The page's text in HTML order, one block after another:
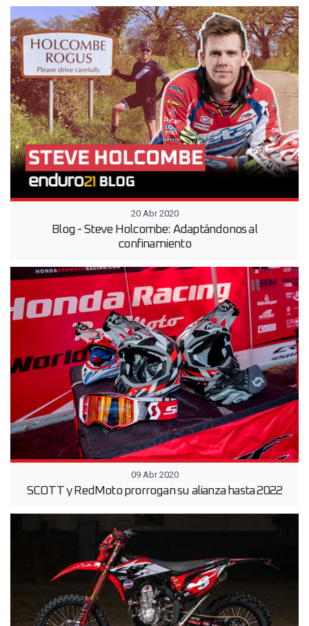
20 Abr 2020
Blog - Steve Holcombe: Adaptándonos al
confinamiento
09 Abr 2020
SCOTT y RedMoto prorrogan su alianza hasta 2022